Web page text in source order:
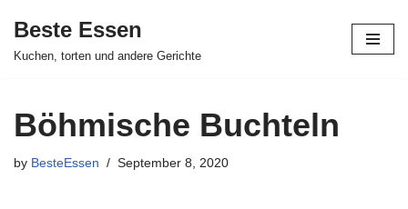
Skip
Beste Essen
Kuchen, torten und andere Gerichte
Böhmische Buchteln
by BesteEssen September 8, 2020